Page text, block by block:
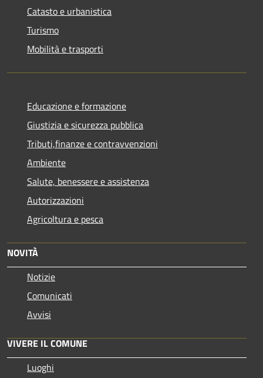
Catasto e urbanistica
Turismo
Mobilità e trasporti
Educazione e formazione
Giustizia e sicurezza pubblica
Tributi,finanze e contravvenzioni
Ambiente
Salute, benessere e assistenza
Autorizzazioni
Agricoltura e pesca
NOVITÀ
Notizie
Comunicati
Avvisi
VIVERE IL COMUNE
Luoghi